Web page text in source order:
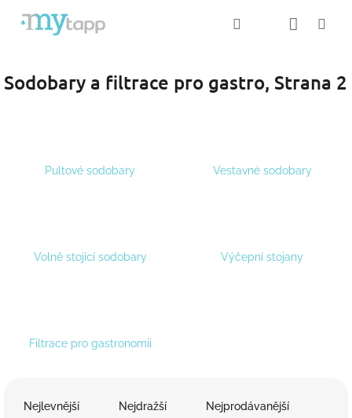
Přihlášení
Sodobary a filtrace pro gastro, Strana 2
Pultové sodobary Vestavné sodobary
Volně stojící sodobary Výčepní stojany
Filtrace pro gastronomii
Nejlevnější Nejdražší Nejprodávanější